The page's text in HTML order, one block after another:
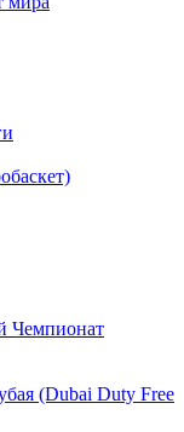
Чемпионат
(Dubai Duty Free